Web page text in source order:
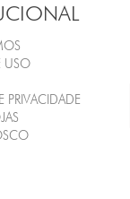
USO
PRIVACIDADE